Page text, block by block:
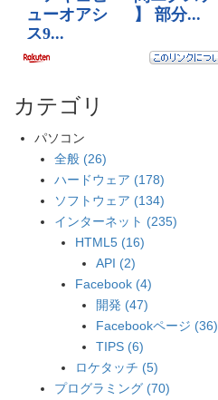
カテゴリ
パソコン
全般 (26)
ハードウェア (178)
ソフトウェア (134)
インターネット (235)
HTML5 (16)
API (2)
Facebook (4)
開発 (47)
Facebookページ (36)
TIPS (6)
ロケタッチ (5)
プログラミング (70)